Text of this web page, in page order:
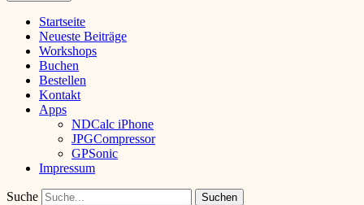
Startseite
Neueste Beiträge
Workshops
Buchen
Bestellen
Kontakt
Apps
NDCalc iPhone
JPGCompressor
GPSonic
Impressum
Suche